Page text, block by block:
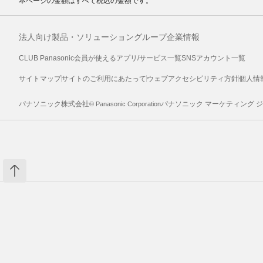
法人向け製品・ソリューショングループ企業情報
CLUB Panasonic会員が使えるアプリ/サービス一覧SNSアカウント一覧
サイトマップサイトのご利用にあたって ウェブアクセシビリティ方針個人情
パナソニック株式会社© Panasonic Corporationパナソニック マーケティング